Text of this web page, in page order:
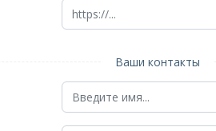
Ваши контакты